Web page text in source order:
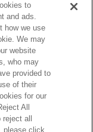
or Share My
Information
ルメディアポリシー
わせ
to
and ads.
how we use
We may
website
who may
provided to
of their
for our
All
all
please click